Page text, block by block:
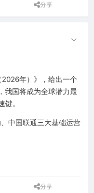
分享
年）》，给出一个
我国将成为全球潜力最
。
中国联通三大基础运营
分享